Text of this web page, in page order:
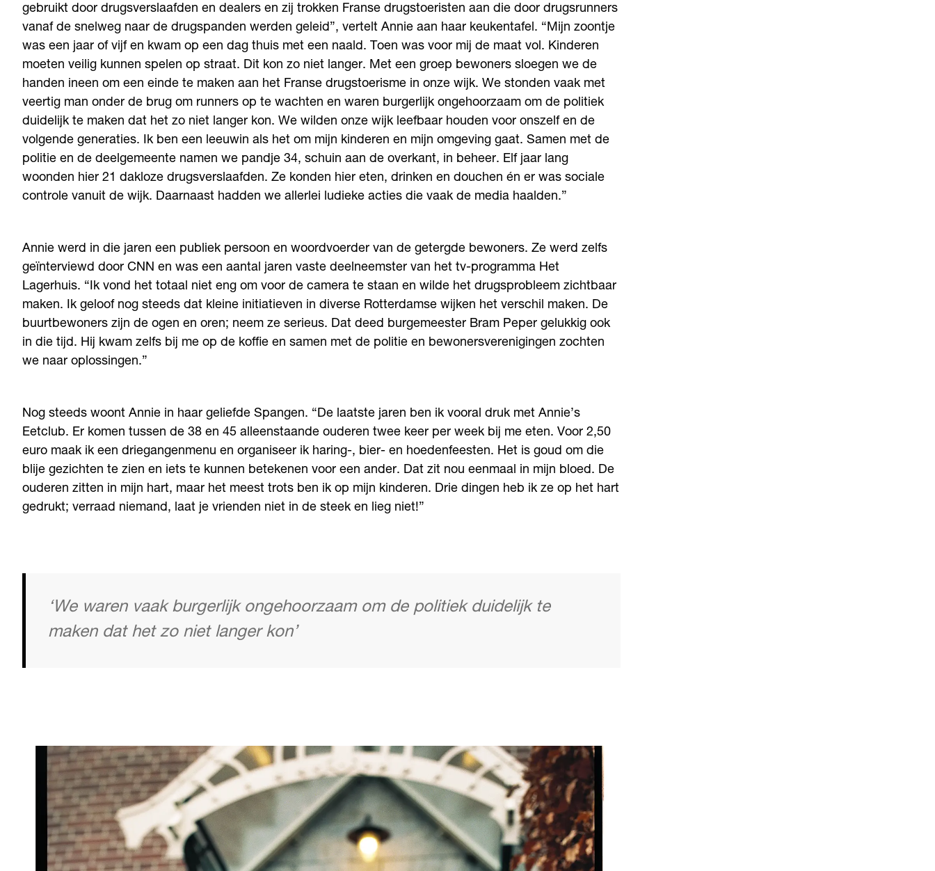
gebruikt door drugsverslaafden en dealers en zij trokken Franse drugstoeristen aan die door drugsrunners
vanaf de snelweg naar de drugspanden werden geleid”, vertelt Annie aan haar keukentafel. “Mijn zoontje
was een jaar of vijf en kwam op een dag thuis met een naald. Toen was voor mij de maat vol. Kinderen
moeten veilig kunnen spelen op straat. Dit kon zo niet langer. Met een groep bewoners sloegen we de
handen ineen om een einde te maken aan het Franse drugstoerisme in onze wijk. We stonden vaak met
veertig man onder de brug om runners op te wachten en waren burgerlijk ongehoorzaam om de politiek
duidelijk te maken dat het zo niet langer kon. We wilden onze wijk leefbaar houden voor onszelf en de
volgende generaties. Ik ben een leeuwin als het om mijn kinderen en mijn omgeving gaat. Samen met de
politie en de deelgemeente namen we pandje 34, schuin aan de overkant, in beheer. Elf jaar lang
woonden hier 21 dakloze drugsverslaafden. Ze konden hier eten, drinken en douchen én er was sociale
controle vanuit de wijk. Daarnaast hadden we allerlei ludieke acties die vaak de media haalden.”
Annie werd in die jaren een publiek persoon en woordvoerder van de getergde bewoners. Ze werd zelfs
geïnterviewd door CNN en was een aantal jaren vaste deelneemster van het tv-programma Het
Lagerhuis. “Ik vond het totaal niet eng om voor de camera te staan en wilde het drugsprobleem zichtbaar
maken. Ik geloof nog steeds dat kleine initiatieven in diverse Rotterdamse wijken het verschil maken. De
buurtbewoners zijn de ogen en oren; neem ze serieus. Dat deed burgemeester Bram Peper gelukkig ook
in die tijd. Hij kwam zelfs bij me op de koffie en samen met de politie en bewonersverenigingen zochten
we naar oplossingen.”
Nog steeds woont Annie in haar geliefde Spangen. “De laatste jaren ben ik vooral druk met Annie’s
Eetclub. Er komen tussen de 38 en 45 alleenstaande ouderen twee keer per week bij me eten. Voor 2,50
euro maak ik een driegangenmenu en organiseer ik haring-, bier- en hoedenfeesten. Het is goud om die
blije gezichten te zien en iets te kunnen betekenen voor een ander. Dat zit nou eenmaal in mijn bloed. De
ouderen zitten in mijn hart, maar het meest trots ben ik op mijn kinderen. Drie dingen heb ik ze op het hart
gedrukt; verraad niemand, laat je vrienden niet in de steek en lieg niet!”
‘We waren vaak burgerlijk ongehoorzaam om de politiek duidelijk te
maken dat het zo niet langer kon’